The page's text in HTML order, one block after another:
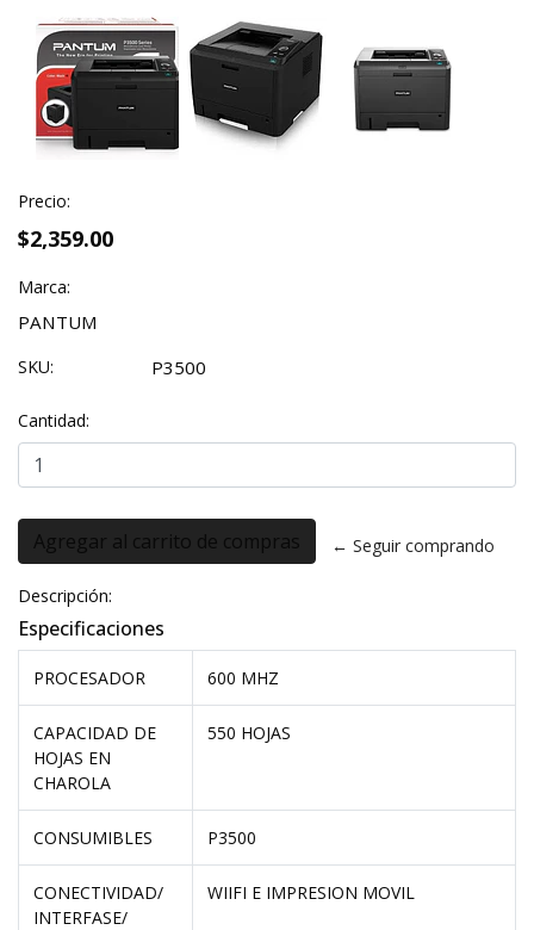
Precio:
$2,359.00
Marca:
PANTUM
SKU: P3500
Cantidad:
← Seguir comprando
Descripción:
Especificaciones
PROCESADOR 600 MHZ
CAPACIDAD DE
HOJAS EN
CHAROLA
550 HOJAS
CONSUMIBLES P3500
CONECTIVIDAD/
INTERFASE/
WIIFI E IMPRESION MOVIL